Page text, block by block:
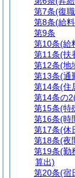
第7条(復
第8条(給
第9条
第10条(給
第11条(扶
第12条(地
第13条(通
第14条(住
第14条の2
第15条(特
第16条(時
第17条(休
第18条(夜
第19条(勤
算出)
第20条(宿